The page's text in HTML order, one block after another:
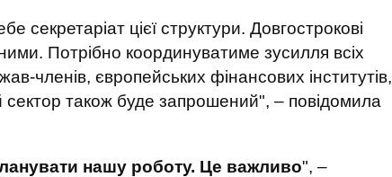
секретаріат цієї структури. Довгострокові
Потрібно координуватиме зусилля всіх
членів, європейських фінансових інститутів,
сектор також буде запрошений", – повідомила
нашу роботу. Це важливо", –